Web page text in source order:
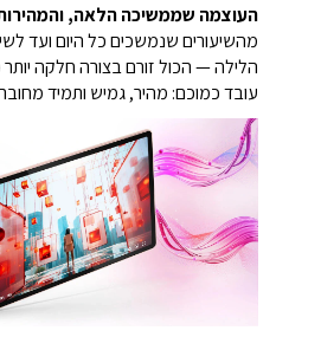
העוצמה שממשיכה הלאה,
מהשיעורים שנמשכים כל היום ועד
הלילה — הכול זורם בצורה חלקה
עובד כמוכם: מהיר, גמיש ותמיד